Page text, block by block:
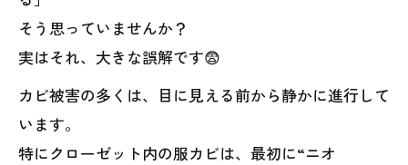
そう思っていませんか？
実はそれ、大きな誤解です😨
カビ被害の多くは、目に見える前から静かに進行して
います。
特にクローゼット内の服カビは、最初に“ニオ